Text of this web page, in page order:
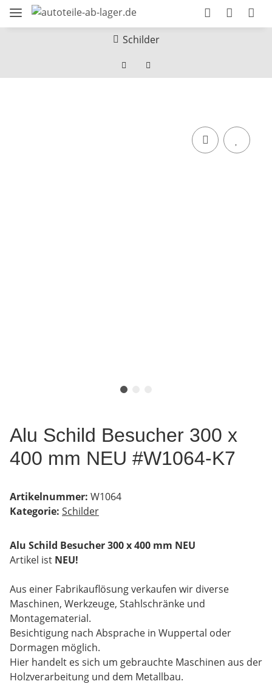
Schilder
Alu Schild Besucher 300 x
400 mm NEU #W1064-K7
Artikelnummer: W1064
Kategorie: Schilder
Alu Schild Besucher 300 x 400 mm NEU
Artikel ist NEU!
Aus einer Fabrikauflösung verkaufen wir diverse
Maschinen, Werkzeuge, Stahlschränke und
Montagematerial.
Besichtigung nach Absprache in Wuppertal oder
Dormagen möglich.
Hier handelt es sich um gebrauchte Maschinen aus der
Holzverarbeitung und dem Metallbau.